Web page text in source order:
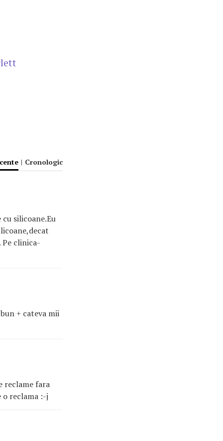
| Cronologic
silicoane.Eu
clinica-
+ cateva mii
reclame fara
o reclama :-j